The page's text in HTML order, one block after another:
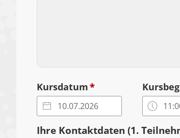
Kursdatum*
Ihre Kontaktdaten (1.